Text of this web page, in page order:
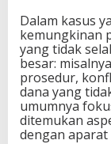
Dalam kasus
kemungkinan
yang tidak
besar:
prosedur,
dana yang
umumnya
ditemukan
dengan